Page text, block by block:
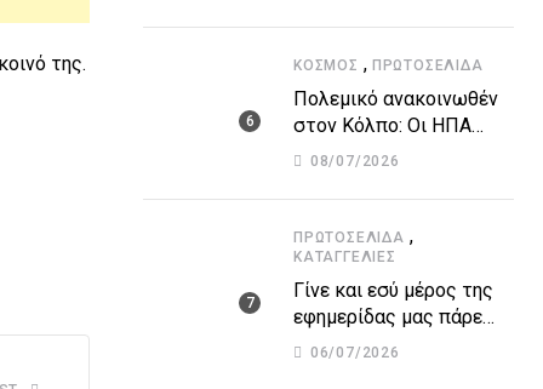
της.
προστασία των
δανειοληπτών
ΚΌΣΜΟΣ , ΠΡΩΤΟΣΈΛΙΔΑ
Πολεμικό ανακοινωθέν
στον Κόλπο: Οι ΗΠΑ
ισοπέδωσαν 80 στόχους
επιθέσεων σε
αμερικανικές βάσεις
08/07/2026
ΠΡΩΤΟΣΈΛΙΔΑ ,
ΚΑΤΑΓΓΕΛΙΕΣ
Γίνε και εσύ μέρος της
εφημερίδας μας πάρε
στα χέρια σου την
06/07/2026